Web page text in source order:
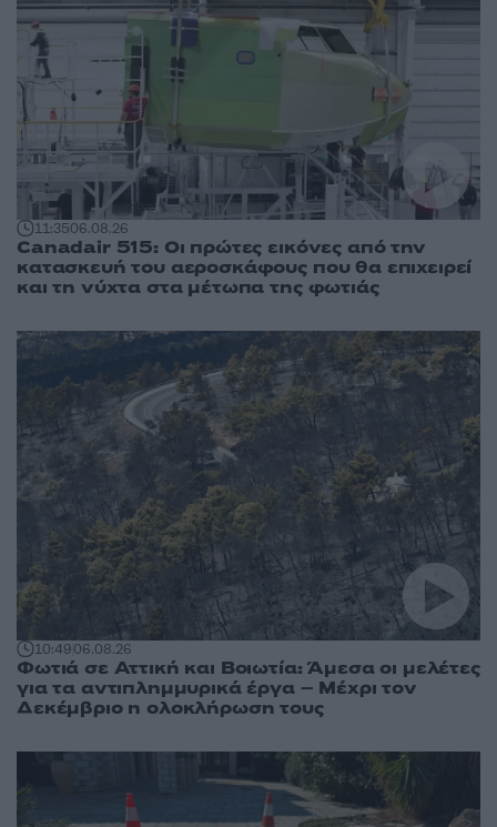
11:3506.08.26
Canadair 515: Οι πρώτες εικόνες από την
κατασκευή του αεροσκάφους που θα επιχειρεί
και τη νύχτα στα μέτωπα της φωτιάς
10:4906.08.26
Φωτιά σε Αττική και Βοιωτία: Άμεσα οι μελέτες
για τα αντιπλημμυρικά έργα – Μέχρι τον
Δεκέμβριο η ολοκλήρωση τους